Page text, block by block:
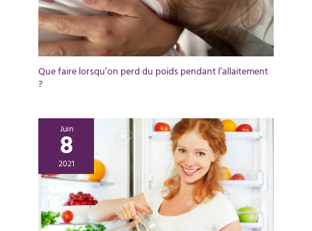
Que faire lorsqu’on perd du poids pendant l’allaitement
?
Juin
8
2021